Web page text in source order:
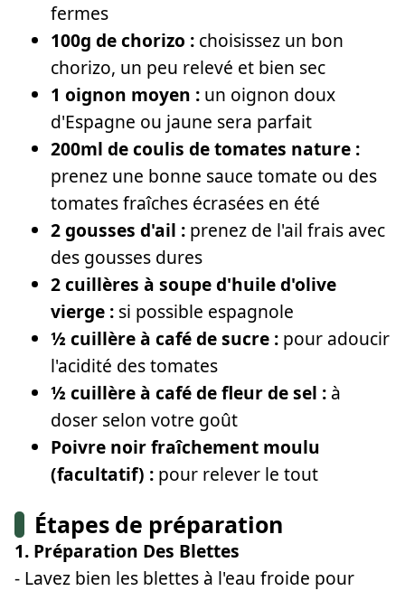
fermes
100g de chorizo : choisissez un bon
chorizo, un peu relevé et bien sec
1 oignon moyen : un oignon doux
d'Espagne ou jaune sera parfait
200ml de coulis de tomates nature :
prenez une bonne sauce tomate ou des
tomates fraîches écrasées en été
2 gousses d'ail : prenez de l'ail frais avec
des gousses dures
2 cuillères à soupe d'huile d'olive
vierge : si possible espagnole
½ cuillère à café de sucre : pour adoucir
l'acidité des tomates
½ cuillère à café de fleur de sel : à
doser selon votre goût
Poivre noir fraîchement moulu
(facultatif) : pour relever le tout
Étapes de préparation
1. Préparation Des Blettes
- Lavez bien les blettes à l'eau froide pour